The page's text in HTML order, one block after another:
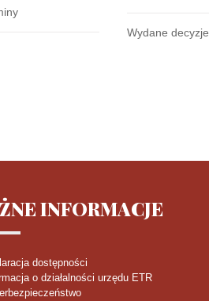
Wydane decyzje
INFORMACJE
dostępności
o działalności urzędu ETR